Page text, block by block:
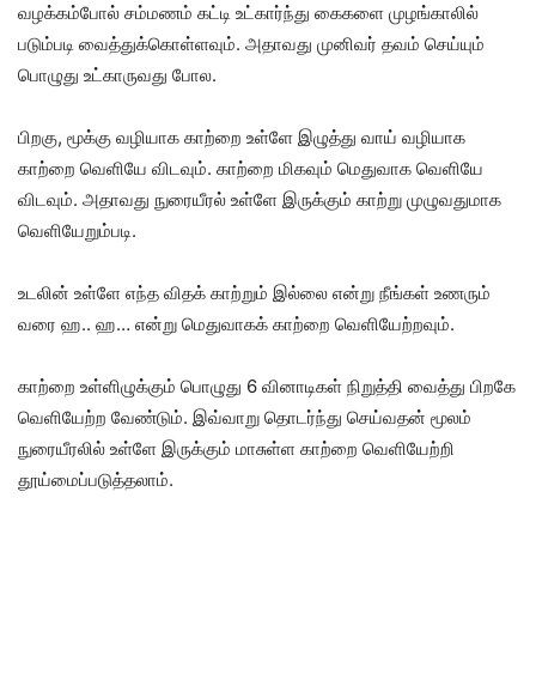
வழக்கம்போல் சம்மணம் கட்டி உட்கார்ந்து கைகளை முழங்காலில்
படும்படி வைத்துக்கொள்ளவும். அதாவது முனிவர் தவம் செய்யும்
பொழுது உட்காருவது போல.
பிறகு, மூக்கு வழியாக காற்றை உள்ளே இழுத்து வாய் வழியாக
காற்றை வெளியே விடவும். காற்றை மிகவும் மெதுவாக வெளியே
விடவும். அதாவது நுரையீரல் உள்ளே இருக்கும் காற்று முழுவதுமாக
வெளியேறும்படி.
உடலின் உள்ளே எந்த விதக் காற்றும் இல்லை என்று நீங்கள் உணரும்
வரை ஹ.. ஹ… என்று மெதுவாகக் காற்றை வெளியேற்றவும்.
காற்றை உள்ளிழுக்கும் பொழுது 6 வினாடிகள் நிறுத்தி வைத்து பிறகே
வெளியேற்ற வேண்டும். இவ்வாறு தொடர்ந்து செய்வதன் மூலம்
நுரையீரலில் உள்ளே இருக்கும் மாசுள்ள காற்றை வெளியேற்றி
தூய்மைப்படுத்தலாம்.